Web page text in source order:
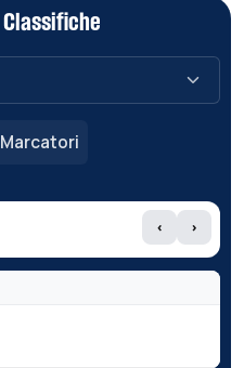
Marcatori
‹ ›